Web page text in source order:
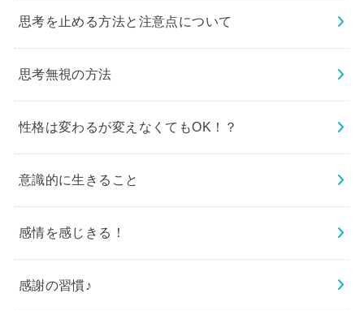
思考を止める方法と注意点について
思考無視の方法
性格は変わるが変えなくてもOK！？
意識的に生きること
感情を感じきる！
感謝の習慣♪